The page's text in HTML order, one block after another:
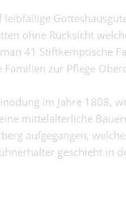
ohne Rücksicht
41 Stiftkemptische
zur Pflege
im Jahre 1808,
mittelalterliche
aufgegangen,
geschieht in